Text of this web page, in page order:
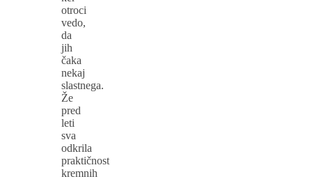
otroci
vedo,
da
jih
čaka
nekaj
slastnega.
Že
pred
leti
sva
odkrila
praktičnost
kremnih